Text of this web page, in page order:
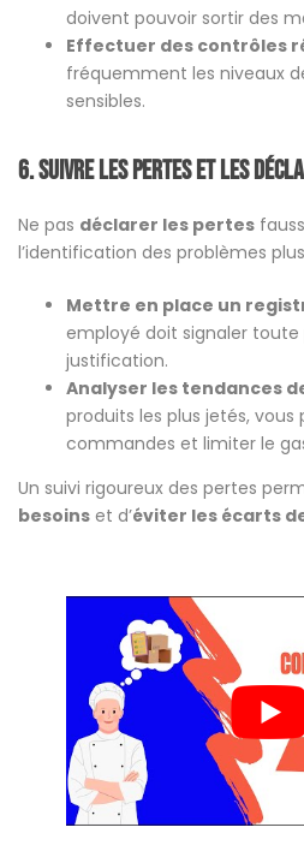
doivent pouvoir sortir des
Effectuer des contrôles
fréquemment les niveaux
sensibles.
6. Suivre les pertes et les
Ne pas déclarer les pertes
l’identification des problèmes
Mettre en place un
employé doit signaler
justification.
Analyser les tendances
produits les plus jetés, vous
commandes et limiter le
Un suivi rigoureux des pertes
besoins et d’éviter les écarts